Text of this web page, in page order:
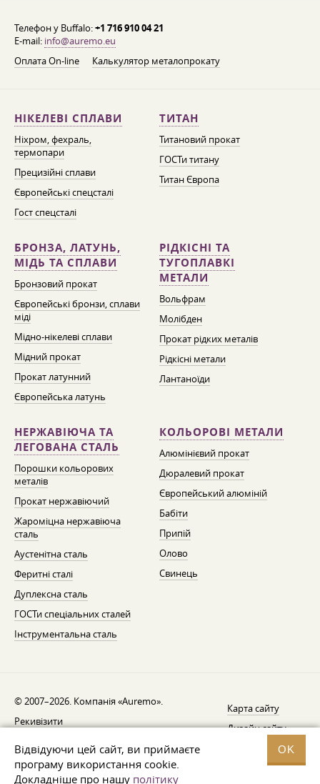
Відвідуючи цей сайт, ви приймаєте
програму використання cookie.
Докладніше про нашу політику
OK
Телефон у Buffalo:+1 716 910 04 21
E-mail: info@auremo.eu
Оплата On-line
Калькулятор металопрокату
НІКЕЛЕВІ СПЛАВИ
Ніхром, фехраль,
термопари
Прецизійні сплави
Європейські спецсталі
Гост спецсталі
ТИТАН
Титановий прокат
ГОСТи титану
Титан Європа
БРОНЗА, ЛАТУНЬ,
МІДЬ ТА СПЛАВИ
Бронзовий прокат
Європейські бронзи, сплави
міді
Мідно-нікелеві сплави
Мідний прокат
Прокат латунний
Європейська латунь
РІДКІСНІ ТА
ТУГОПЛАВКІ
МЕТАЛИ
Вольфрам
Молібден
Прокат рідких металів
Рідкісні метали
Лантаноїди
НЕРЖАВІЮЧА ТА
ЛЕГОВАНА СТАЛЬ
Порошки кольорових
металів
Прокат нержавіючий
Жароміцна нержавіюча
сталь
Аустенітна сталь
Феритні сталі
Дуплексна сталь
ГОСТи спеціальних сталей
Інструментальна сталь
КОЛЬОРОВІ МЕТАЛИ
Алюмінієвий прокат
Дюралевий прокат
Європейський алюміній
Бабіти
Припій
Олово
Свинець
© 2007–2026. Компанія «Auremo».
Рекивізити
Повідомлення про відкликання
Захист даних
Карта сайту
Дизайн сайту —